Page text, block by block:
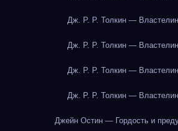
Дж. Р. Р. Толкин —
Дж. Р. Р. Толкин —
Дж. Р. Р. Толкин —
Дж. Р. Р. Толкин —
Джейн Остин — Гордость и